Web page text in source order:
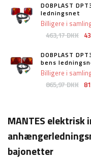
DOBPLAST
ledningsnet
463,17 DKK
Billigere i
DOBPLAST
bens
865,97 DKK
Billigere i
MANTES
bajonetter